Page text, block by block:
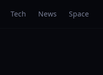
Tech News Space